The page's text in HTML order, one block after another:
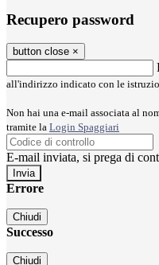
Recupero password
button close ×
all'indirizzo indicato con le
Non hai una e-mail associata al
tramite la Login Spaggiari
E-mail inviata, si prega di
Errore
Chiudi
Successo
Chiudi